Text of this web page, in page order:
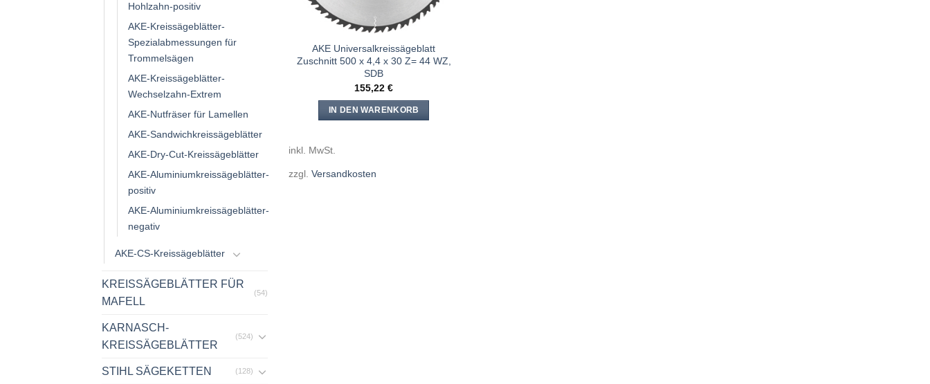
Hohlzahn-positiv
AKE-Kreissägeblätter-
Spezialabmessungen für
Trommelsägen
AKE-Kreissägeblätter-
Wechselzahn-Extrem
AKE-Nutfräser für Lamellen
AKE-Sandwichkreissägeblätter
AKE-Dry-Cut-Kreissägeblätter
AKE-Aluminiumkreissägeblätter-
positiv
AKE-Aluminiumkreissägeblätter-
negativ
AKE-CS-Kreissägeblätter
KREISSÄGEBLÄTTER FÜR
MAFELL
(54)
KARNASCH-
KREISSÄGEBLÄTTER
(524)
STIHL SÄGEKETTEN (128)
AKE Universalkreissägeblatt
Zuschnitt 500 x 4,4 x 30 Z= 44 WZ,
SDB
155,22€
IN DEN WARENKORB
inkl. MwSt.
zzgl. Versandkosten